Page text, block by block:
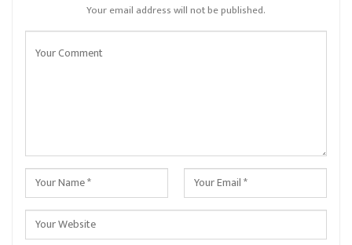
Your email address will not be published.